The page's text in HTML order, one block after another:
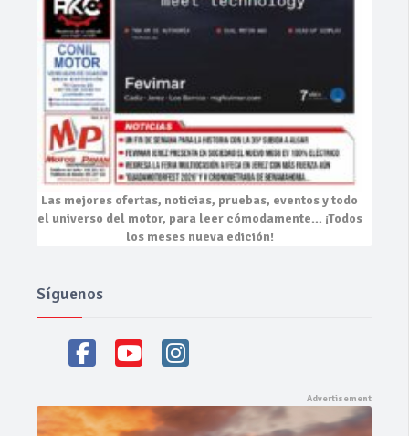
Las mejores ofertas, noticias, pruebas, eventosy todo
el universo del motor, para leer cómodamente… ¡Todos
los meses nueva edición!
Síguenos